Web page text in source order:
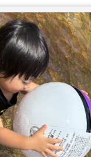
動しましょう □衣
温を下げましょう □